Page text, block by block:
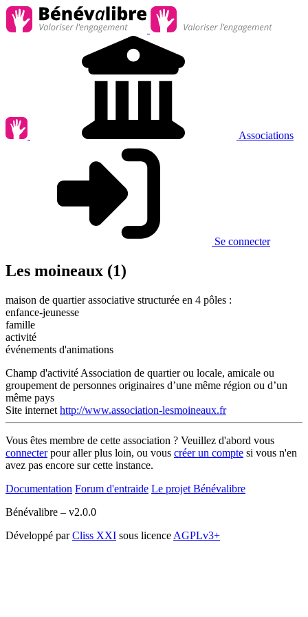
Associations
Se connecter
Les moineaux (1)
maison de quartier associative structurée en 4 pôles :
enfance-jeunesse
famille
activité
événements d'animations
Champ d'activité Association de quartier ou locale, amicale ou
groupement de personnes originaires d’une même région ou d’un
même pays
Site internet http://www.association-lesmoineaux.fr
Vous êtes membre de cette association ? Veuillez d'abord vous
connecterpour aller plus loin, ou vous créer un compte si vous n'en
avez pas encore sur cette instance.
Documentation Forum d'entraide Le projet Bénévalibre
Bénévalibre – v2.0.0
Développé parCliss XXI sous licence AGPLv3+